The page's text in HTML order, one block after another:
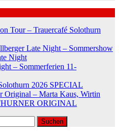
Tour – Trauercafé Solothurn
Late Night – Sommershow
Night
– Sommerferien 11-
2026 SPECIAL
Original – Marta Kaus, Wirtin
ORIGINAL